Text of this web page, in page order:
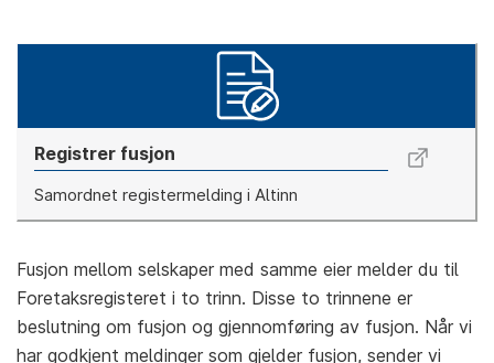
Registrer fusjon
Samordnet registermelding i Altinn
Fusjon mellom selskaper med samme eier melder du til
Foretaksregisteret i to trinn. Disse to trinnene er
beslutning om fusjon og gjennomføring av fusjon. Når vi
har godkjent meldinger som gjelder fusjon, sender vi